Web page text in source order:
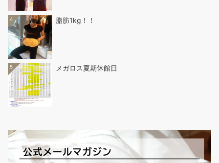
4 脂肪1kg！！
5 メガロス夏期休館日